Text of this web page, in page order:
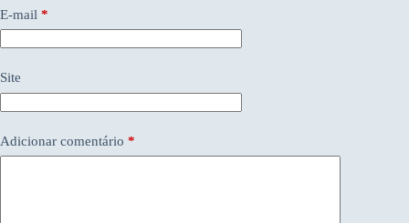
E-mail *
Site
Adicionar comentário *